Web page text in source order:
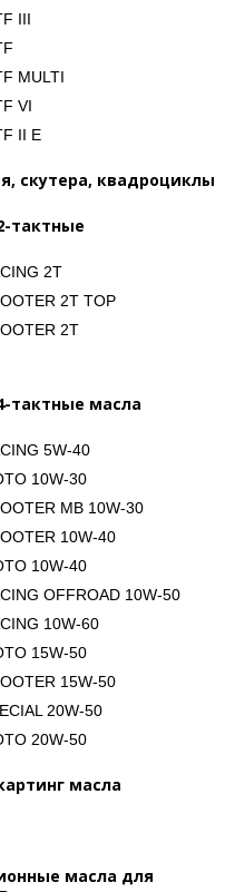
III
MULTI
VI
II E
скутера, квадроциклы
тактные
2T
2T TOP
2T
тактные масла
5W-40
10W-30
MB 10W-30
10W-40
10W-40
OFFROAD 10W-50
10W-60
15W-50
15W-50
20W-50
20W-50
масла
масла для